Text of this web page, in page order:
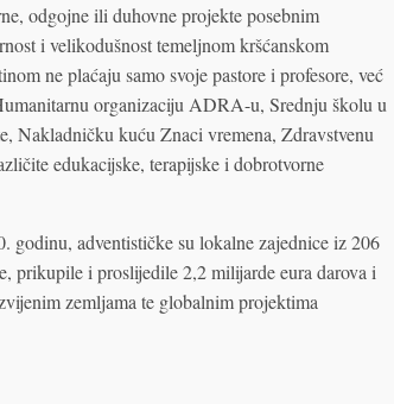
odgojne ili duhovne projekte posebnim
i velikodušnost temeljnom kršćanskom
ne plaćaju samo svoje pastore i profesore, već
organizaciju ADRA-u, Srednju školu u
Nakladničku kuću Znaci vremena, Zdravstvenu
edukacijske, terapijske i dobrotvorne
godinu, adventističke su lokalne zajednice iz 206
prikupile i proslijedile 2,2 milijarde eura darova i
zemljama te globalnim projektima